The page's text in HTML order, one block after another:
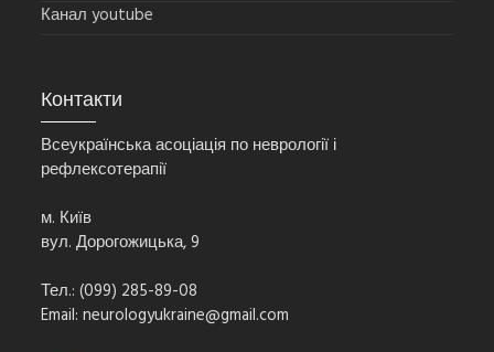
Канал youtube
Контакти
Всеукраїнська асоціація по неврології і
рефлексотерапії
м. Київ
вул. Дорогожицька, 9
Тел.: (099) 285-89-08
Email:neurologyukraine@gmail.com